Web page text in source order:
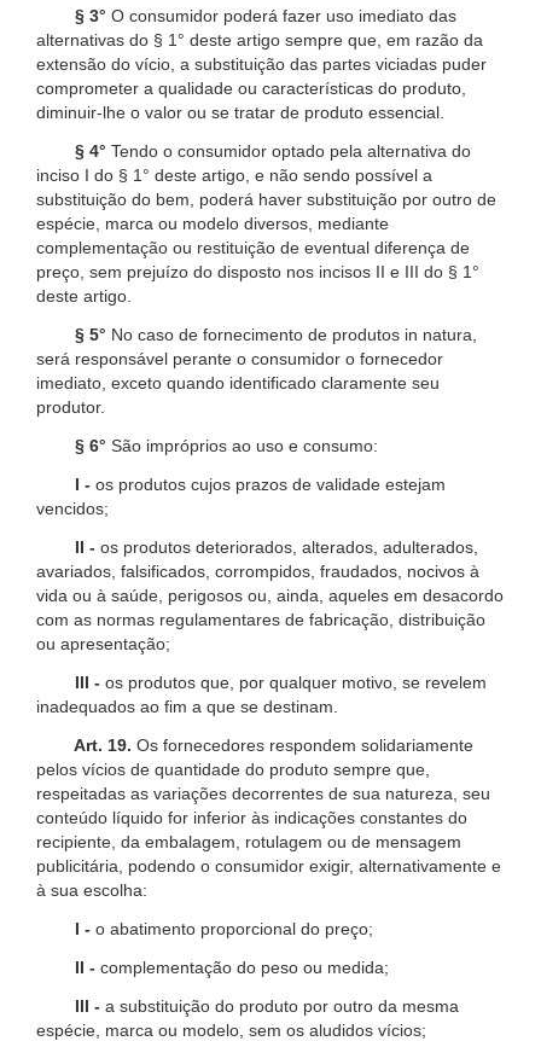
§ 3° O consumidor poderá fazer uso imediato das
alternativas do § 1° deste artigo sempre que, em razão da
extensão do vício, a substituição das partes viciadas puder
comprometer a qualidade ou características do produto,
diminuir-lhe o valor ou se tratar de produto essencial.
§ 4° Tendo o consumidor optado pela alternativa do
inciso I do § 1° deste artigo, e não sendo possível a
substituição do bem, poderá haver substituição por outro de
espécie, marca ou modelo diversos, mediante
complementação ou restituição de eventual diferença de
preço, sem prejuízo do disposto nos incisos II e III do § 1°
deste artigo.
§ 5° No caso de fornecimento de produtos in natura,
será responsável perante o consumidor o fornecedor
imediato, exceto quando identificado claramente seu
produtor.
§ 6° São impróprios ao uso e consumo:
I - os produtos cujos prazos de validade estejam
vencidos;
II - os produtos deteriorados, alterados, adulterados,
avariados, falsificados, corrompidos, fraudados, nocivos à
vida ou à saúde, perigosos ou, ainda, aqueles em desacordo
com as normas regulamentares de fabricação, distribuição
ou apresentação;
III - os produtos que, por qualquer motivo, se revelem
inadequados ao fim a que se destinam.
Art. 19. Os fornecedores respondem solidariamente
pelos vícios de quantidade do produto sempre que,
respeitadas as variações decorrentes de sua natureza, seu
conteúdo líquido for inferior às indicações constantes do
recipiente, da embalagem, rotulagem ou de mensagem
publicitária, podendo o consumidor exigir, alternativamente e
à sua escolha:
I - o abatimento proporcional do preço;
II - complementação do peso ou medida;
III - a substituição do produto por outro da mesma
espécie, marca ou modelo, sem os aludidos vícios;